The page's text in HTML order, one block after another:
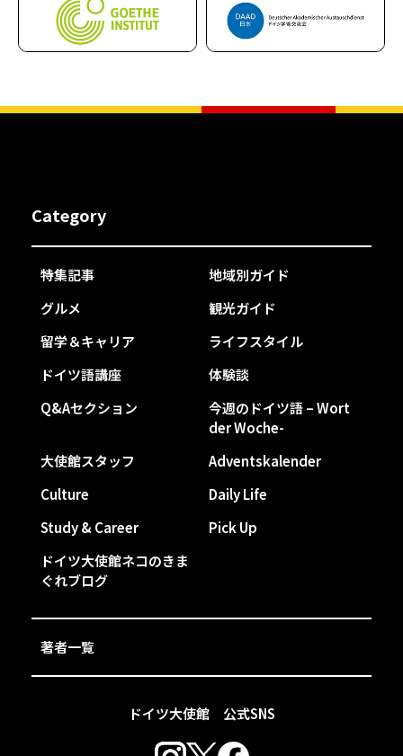
ドイツ大使館 公式SNS
Category
特集記事
地域別ガイド
グルメ
観光ガイド
留学＆キャリア
ライフスタイル
ドイツ語講座
体験談
Q&Aセクション
今週のドイツ語 – Wort
der Woche-
大使館スタッフ
Adventskalender
Culture
Daily Life
Study & Career
Pick Up
ドイツ大使館ネコのきま
ぐれブログ
著者一覧